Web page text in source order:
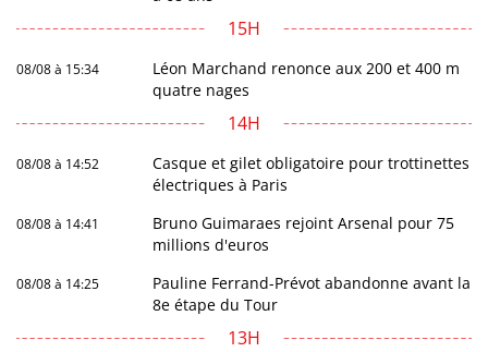
15H
08/08 à 15:34
Léon Marchand renonce aux 200 et 400 m
quatre nages
14H
08/08 à 14:52
Casque et gilet obligatoire pour trottinettes
électriques à Paris
08/08 à 14:41
Bruno Guimaraes rejoint Arsenal pour 75
millions d'euros
08/08 à 14:25
Pauline Ferrand-Prévot abandonne avant la
8e étape du Tour
13H